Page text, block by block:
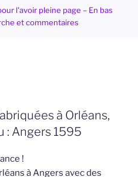
l'avoir pleine page – En bas
et commentaires
à Orléans,
: Angers 1595
!
à Angers avec des